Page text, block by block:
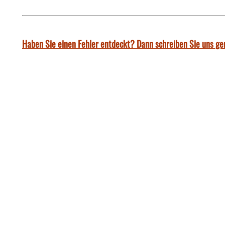
Haben Sie einen Fehler entdeckt? Dann schreiben Sie uns